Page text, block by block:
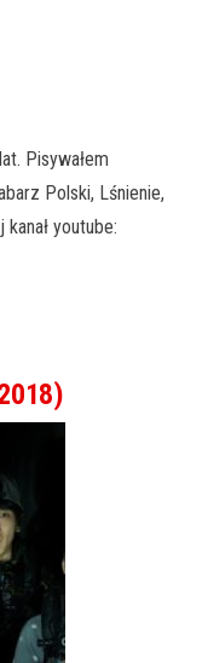
Pisywałem
Polski, Lśnienie,
youtube: